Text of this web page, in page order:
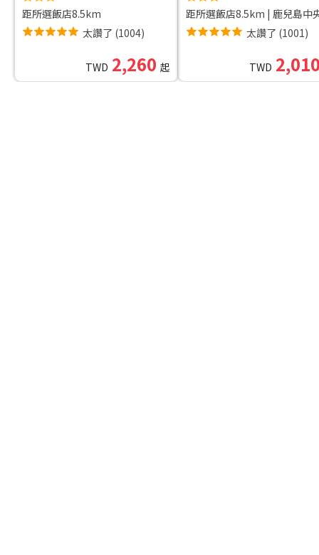
距所選飯店8.5km
太讚了 (1004)
TWD 2,260 起
距所選飯店8.5km | 鹿兒島中央車站綜合觀光資訊
太讚了 (1001)
TWD